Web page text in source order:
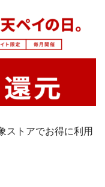
ストアでお得に利用